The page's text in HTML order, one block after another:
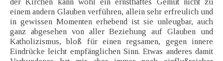
der Kirchen kann wohl ein ernsthaftes Gemüt nicht zu
einem andern Glauben verführen, allein sehr erfreulich und
in gewissen Momenten erhebend ist sie unleugbar, auch
ganz abgesehen von aller Beziehung auf Glauben und
Katholizismus, bloß für einen regsamen, gegen innere
Eindrücke leicht empfänglichen Sinn. Etwas anderes damit